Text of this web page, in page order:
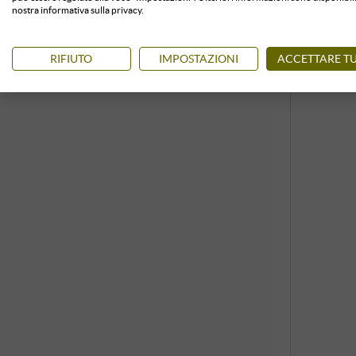
nostra informativa sulla privacy.
RIFIUTO IMPOSTAZIONI ACCETTARE